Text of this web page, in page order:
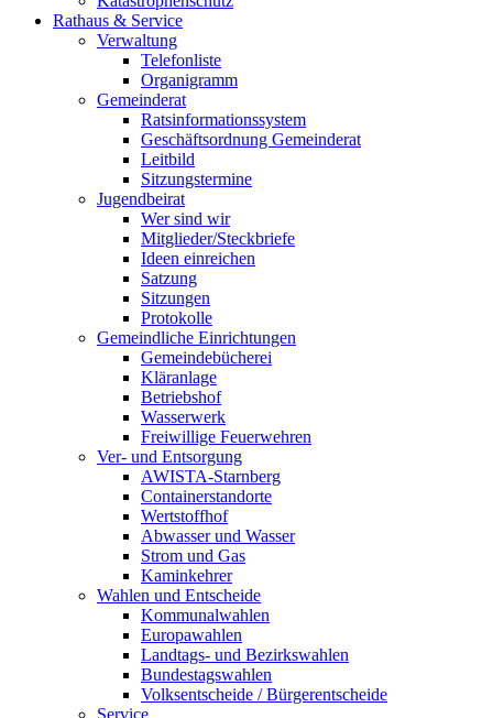
Rathaus & Service
Verwaltung
Telefonliste
Organigramm
Gemeinderat
Ratsinformationssystem
Geschäftsordnung Gemeinderat
Leitbild
Sitzungstermine
Jugendbeirat
Wer sind wir
Mitglieder/Steckbriefe
Ideen einreichen
Satzung
Sitzungen
Protokolle
Gemeindliche Einrichtungen
Gemeindebücherei
Kläranlage
Betriebshof
Wasserwerk
Freiwillige Feuerwehren
Ver- und Entsorgung
AWISTA-Starnberg
Containerstandorte
Wertstoffhof
Abwasser und Wasser
Strom und Gas
Kaminkehrer
Wahlen und Entscheide
Kommunalwahlen
Europawahlen
Landtags- und Bezirkswahlen
Bundestagswahlen
Volksentscheide / Bürgerentscheide
Service